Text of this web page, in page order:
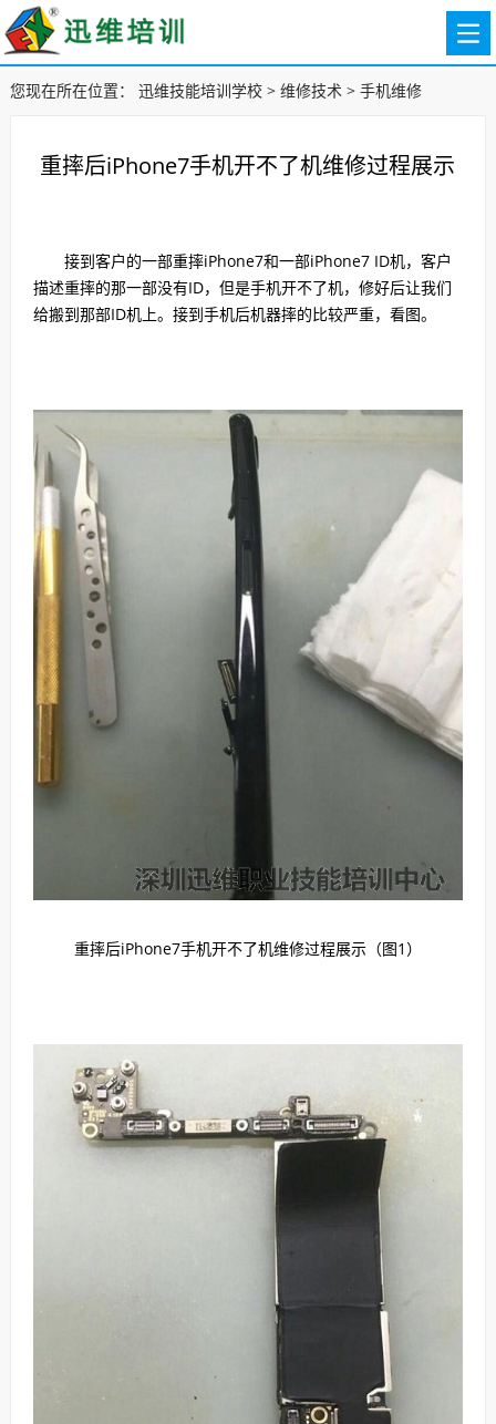
您现在所在位置： 迅维技能培训学校> 维修技术> 手机维修
重摔后iPhone7手机开不了机维修过程展示
接到客户的一部重摔iPhone7和一部iPhone7 ID机，客户
描述重摔的那一部没有ID，但是手机开不了机，修好后让我们
给搬到那部ID机上。接到手机后机器摔的比较严重，看图。
重摔后iPhone7手机开不了机维修过程展示（图1）